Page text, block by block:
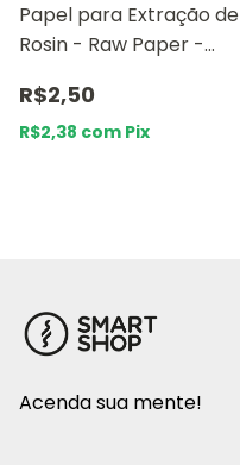
Papel para Extração de
Rosin - Raw Paper -
R$2,50
R$2,38 com Pix
Acenda sua mente!